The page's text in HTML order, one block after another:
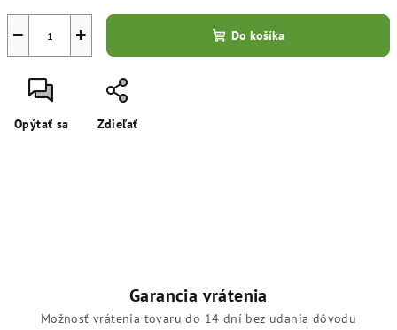
+
− Do košíka
Opýtať sa Zdieľať
Garancia vrátenia
Možnosť vrátenia tovaru do 14 dní bez udania dôvodu